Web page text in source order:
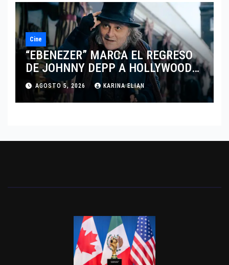
Cine
“EBENEZER” MARCA EL REGRESO
DE JOHNNY DEPP A HOLLYWOOD
TRAS SU PASO POR EL CINE
INDEPENDIENTE EUROPEO
AGOSTO 5, 2026 KARINA ELIAN